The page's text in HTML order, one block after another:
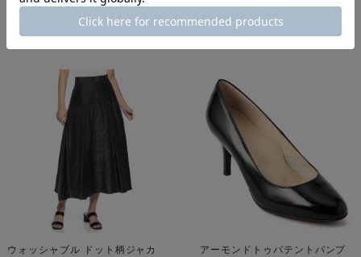
着用しているアイテム
ウォッシャブル ドット柄ジャカ
アーモンドトゥパテントパンプ